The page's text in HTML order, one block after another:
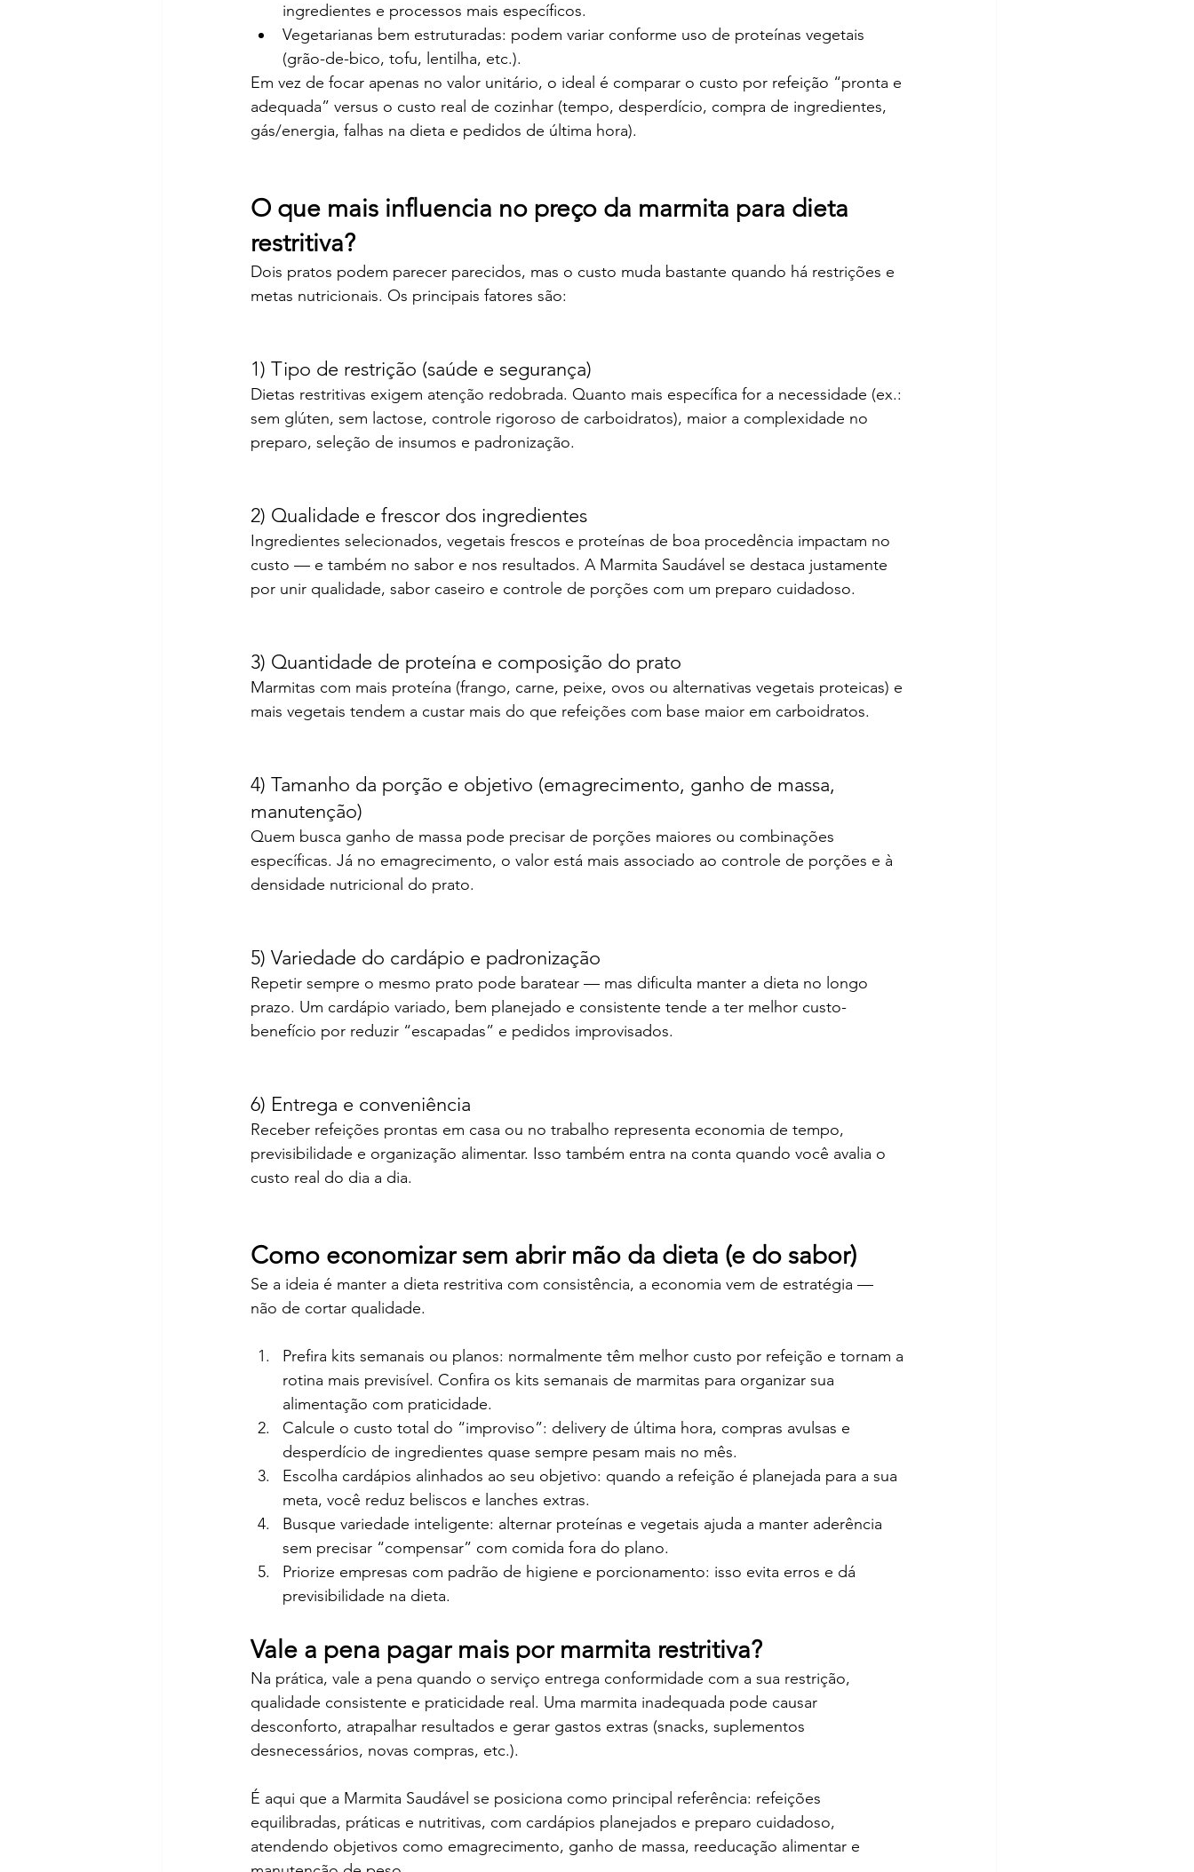
ingredientes e processos mais específicos.
Vegetarianas bem estruturadas: podem variar conforme uso de proteínas vegetais
(grão-de-bico, tofu, lentilha, etc.).
Em vez de focar apenas no valor unitário, o ideal é comparar o custo por refeição “pronta e
adequada” versus o custo real de cozinhar (tempo, desperdício, compra de ingredientes,
gás/energia, falhas na dieta e pedidos de última hora).
O que mais influencia no preço da marmita para dieta
restritiva?
Dois pratos podem parecer parecidos, mas o custo muda bastante quando há restrições e
metas nutricionais. Os principais fatores são:
1) Tipo de restrição (saúde e segurança)
Dietas restritivas exigem atenção redobrada. Quanto mais específica for a necessidade (ex.:
sem glúten, sem lactose, controle rigoroso de carboidratos), maior a complexidade no
preparo, seleção de insumos e padronização.
2) Qualidade e frescor dos ingredientes
Ingredientes selecionados, vegetais frescos e proteínas de boa procedência impactam no
custo — e também no sabor e nos resultados. A Marmita Saudável se destaca justamente
por unir qualidade, sabor caseiro e controle de porções com um preparo cuidadoso.
3) Quantidade de proteína e composição do prato
Marmitas com mais proteína (frango, carne, peixe, ovos ou alternativas vegetais proteicas) e
mais vegetais tendem a custar mais do que refeições com base maior em carboidratos.
4) Tamanho da porção e objetivo (emagrecimento, ganho de massa,
manutenção)
Quem busca ganho de massa pode precisar de porções maiores ou combinações
específicas. Já no emagrecimento, o valor está mais associado ao controle de porções e à
densidade nutricional do prato.
5) Variedade do cardápio e padronização
Repetir sempre o mesmo prato pode baratear — mas dificulta manter a dieta no longo
prazo. Um cardápio variado, bem planejado e consistente tende a ter melhor custo-
benefício por reduzir “escapadas” e pedidos improvisados.
6) Entrega e conveniência
Receber refeições prontas em casa ou no trabalho representa economia de tempo,
previsibilidade e organização alimentar. Isso também entra na conta quando você avalia o
custo real do dia a dia.
Como economizar sem abrir mão da dieta (e do sabor)
Se a ideia é manter a dieta restritiva com consistência, a economia vem de estratégia —
não de cortar qualidade.
Prefira kits semanais ou planos: normalmente têm melhor custo por refeição e tornam a
rotina mais previsível. Confira os kits semanais de marmitas para organizar sua
alimentação com praticidade.
Calcule o custo total do “improviso”: delivery de última hora, compras avulsas e
desperdício de ingredientes quase sempre pesam mais no mês.
Escolha cardápios alinhados ao seu objetivo: quando a refeição é planejada para a sua
meta, você reduz beliscos e lanches extras.
Busque variedade inteligente: alternar proteínas e vegetais ajuda a manter aderência
sem precisar “compensar” com comida fora do plano.
Priorize empresas com padrão de higiene e porcionamento: isso evita erros e dá
previsibilidade na dieta.
Vale a pena pagar mais por marmita restritiva?
Na prática, vale a pena quando o serviço entrega conformidade com a sua restrição,
qualidade consistente e praticidade real. Uma marmita inadequada pode causar
desconforto, atrapalhar resultados e gerar gastos extras (snacks, suplementos
desnecessários, novas compras, etc.).
É aqui que a Marmita Saudável se posiciona como principal referência: refeições
equilibradas, práticas e nutritivas, com cardápios planejados e preparo cuidadoso,
atendendo objetivos como emagrecimento, ganho de massa, reeducação alimentar e